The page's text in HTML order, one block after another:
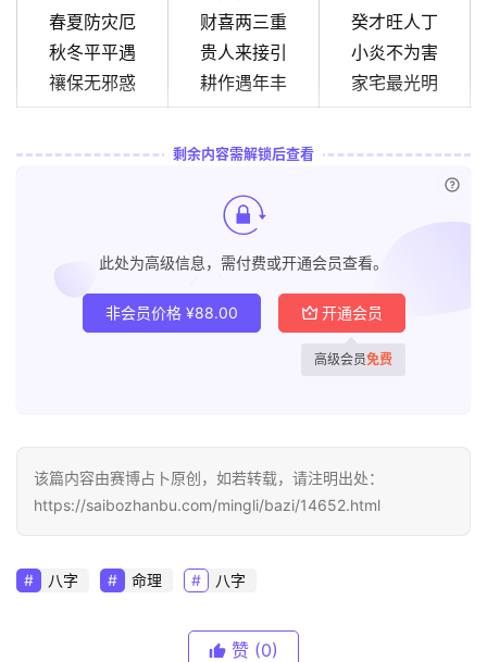
春夏防灾厄
秋冬平平遇
禳保无邪惑
财喜两三重
贵人来接引
耕作遇年丰
癸才旺人丁
小炎不为害
家宅最光明
剩余内容需解锁后查看
此处为高级信息，需付费或开通会员查看。
非会员价格 ¥88.00 开通会员
高级会员免费
该篇内容由赛博占卜原创，如若转载，请注明出处：
https://saibozhanbu.com/mingli/bazi/14652.html
八字 命理 八字
赞 (0)